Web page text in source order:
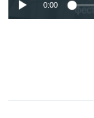
0:00